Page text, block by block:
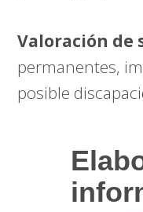
Valoración de
permanentes,
posible